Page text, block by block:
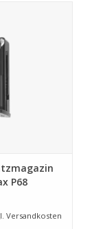
P68
- 6
Versandkosten